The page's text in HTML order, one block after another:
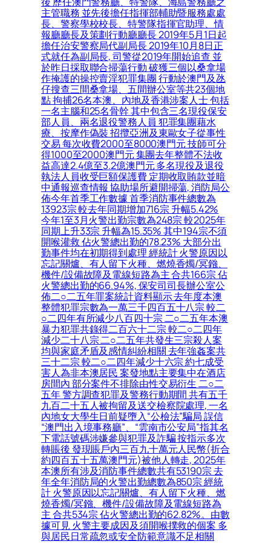
主管職務 並先後擔任指揮部輔助暨服務處處
長、警察學校校長、特警隊指揮官助理、情
報廳廳長及策劃行動廳廳長 2019年5月1日起
擔任治安警察局代副局長 2019年10月8日正
式就任為副局長, 司警從2019年開始追查 並
於昨日採取聯合掃蕩行動 破獲三個以桑拿場
作掩護的操控賣淫犯罪集團 行動於澳門及氹
仔搜查三間桑拿場、五間辦公室等共23個地
點 拘捕26名本澳、內地及香港涉案人士 包括
一名主腦和25名骨幹 其中包含三名現役保安
部人員、兩名退役警務人員 犯罪集團藉水
療、按摩作偽裝 招攬亞洲及東歐女子從事性
交易 每次收費2000至8000澳門元 技師可分
得1000至2000澳門元 集團去年整體不法收
益高達2.4億至3.2億澳門元 多名現役及退役
執法人員收受巨額保護費 定期收取賄款並暗
中通報巡查情報 協助場所避開掃蕩, 消防局公
佈今年首季工作數據 首季消防事件總數為
13923宗 較去年同期增加716宗 升幅5.42%
今年1至3月火警出勤宗數為248宗 較2025年
同期上升33宗 升幅為15.35% 其中194宗不須
開喉灌救 佔火警總出勤的78.23% 大部分出
勤事件均在初期得到處理 經統計 火警原因以
忘記關爐、有人留下火種、燃燒香燭/冥鏹、
機件/設備故障及電線短路為主 合共166宗 佔
火警總出勤的66.94%, 保安司司長辦公室公
佈二○二五年罪案統計資料顯示 去年度本澳
整體犯罪宗數為一萬三千四百五十八宗 較二
○二四年有所減少八百四十宗 二○二五年本澳
暴力犯罪共錄得二百六十二宗 較二○二四年
減少二十八宗 二○二五年共發生三宗殺人案
均與家庭矛盾及感情糾紛相關 去年強姦案共
三十二宗 較二○二四年減少十六宗 約七成受
害人為非本澳居民 案發地點主要集中在酒店
房間內 部分案件不排除由性交易衍生 二○二
五年 警方調查犯罪及警務行動期間 共有五千
九百二十五人被拘留及送交檢察院處理, 一名
內地女大學生日前疑墮入“公檢法”騙局 誤信
“澳門出入境事務廳”、“雲南市公安局”指其名
下電話號碼涉嫌參與犯罪及詐騙 按指示多次
轉賬後 發現賬戶內三百九十萬元人民幣(折合
約四百五十五萬澳門元)被他人轉走, 2025年
本澳所有涉及消防事件總數共有53190宗 去
年全年消防局的火警出勤總數為850宗 經統
計 火警原因以忘記關爐、有人留下火種、燃
燒香燭/冥鏹、機件/設備故障及電線短路為
主 合共534宗 佔火警總出勤的62.82%。由數
據可見 火警主要成因及須開喉撲救的個案 多
與居民日常疏忽或安全防範意識不足相關